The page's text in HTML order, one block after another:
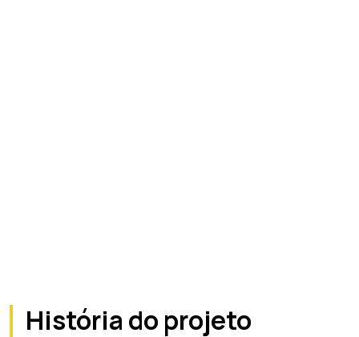
História do projeto